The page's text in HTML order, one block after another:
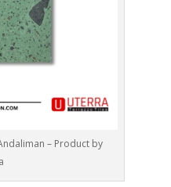
– Product by